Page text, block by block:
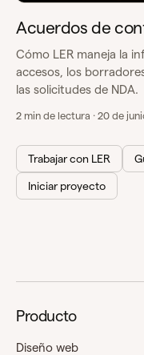
Acuerdos de
Cómo LER maneja la
accesos, los
las solicitudes de NDA.
2 min de lectura · 20 de
Trabajar con LER
Iniciar proyecto
Producto
Diseño web